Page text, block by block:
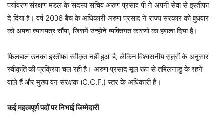
पर्यावरण संरक्षण मंडल के सदस्य सचिव अरुण प्रसाद पी ने अपनी सेवा से इस्तीफा
दे दिया है। वर्ष 2006 बैच के अधिकारी अरुण प्रसाद ने राज्य सरकार को बुधवार
को अपना त्यागपत्र सौंपा, जिसमें उन्होंने व्यक्तिगत कारणों का हवाला दिया है।
फिलहाल उनका इस्तीफा स्वीकृत नहीं हुआ है, लेकिन विश्वसनीय सूत्रों के अनुसार
स्वीकृति की प्रक्रिया चल रही है। अरुण प्रसाद मूल रूप से तमिलनाडु के रहने
वाले हैं और मुख्य वन संरक्षक (C.C.F.) स्तर के अधिकारी हैं।
कई महत्वपूर्ण पदों पर निभाई जिम्मेदारी